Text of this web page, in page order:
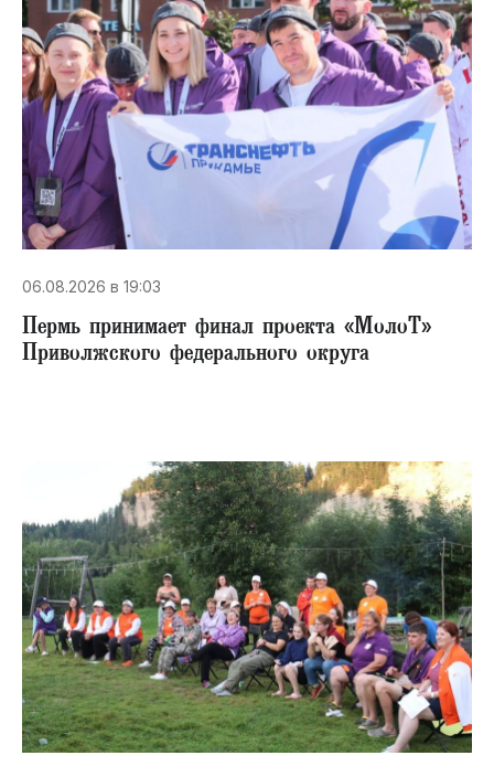
06.08.2026 в 19:03
Пермь принимает финал проекта «МолоТ»
Приволжского федерального округа